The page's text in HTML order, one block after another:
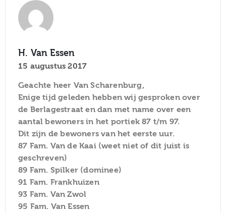
H. Van Essen
15 augustus 2017
Geachte heer Van Scharenburg,
Enige tijd geleden hebben wij gesproken over
de Berlagestraat en dan met name over een
aantal bewoners in het portiek 87 t/m 97.
Dit zijn de bewoners van het eerste uur.
87 Fam. Van de Kaai (weet niet of dit juist is
geschreven)
89 Fam. Spilker (dominee)
91 Fam. Frankhuizen
93 Fam. Van Zwol
95 Fam. Van Essen